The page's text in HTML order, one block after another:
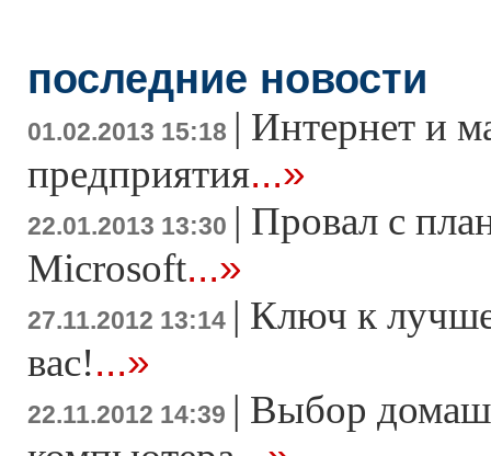
последние новости
01.02.2013 15:18 | Интернет и
предприятия...»
22.01.2013 13:30 | Провал с
Microsoft...»
27.11.2012 13:14 | Ключ к
вас!...»
22.11.2012 14:39 | Выбор